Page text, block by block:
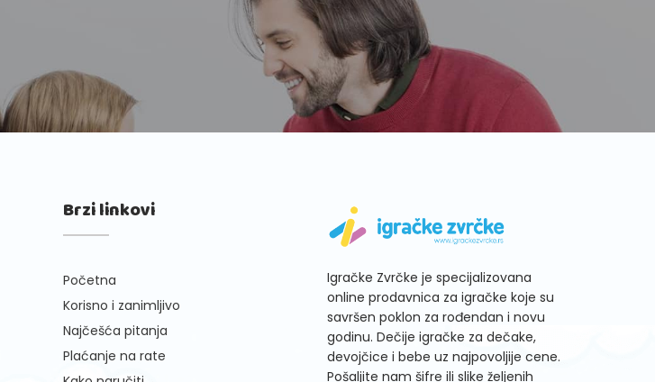
Brzi linkovi
Početna
Korisno i zanimljivo
Najčešća pitanja
Plaćanje na rate
Igračke Zvrčke je specijalizovana
online prodavnica za igračke koje su
savršen poklon za rođendan i novu
godinu. Dečije igračke za dečake,
devojčice i bebe uz najpovoljije cene.
Pošaljite nam šifre ili slike željenih